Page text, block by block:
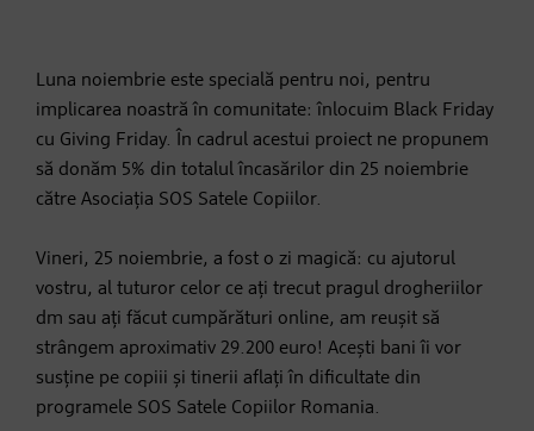
Luna noiembrie este specială pentru noi, pentru
implicarea noastră în comunitate: înlocuim Black Friday
cu Giving Friday. În cadrul acestui proiect ne propunem
să donăm 5% din totalul încasărilor din 25 noiembrie
către Asociația SOS Satele Copiilor.
Vineri, 25 noiembrie, a fost o zi magică: cu ajutorul
vostru, al tuturor celor ce ați trecut pragul drogheriilor
dm sau ați făcut cumpărături online, am reușit să
strângem aproximativ 29.200 euro! Acești bani îi vor
susține pe copiii și tinerii aflați în dificultate din
programele SOS Satele Copiilor Romania.